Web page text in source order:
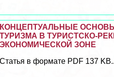
КОНЦЕПТУАЛЬНЫЕ
ТУРИЗМА В ТУРИСТСКО-
ЭКОНОМИЧЕСКОЙ ЗОНЕ
Статья в формате PDF 137